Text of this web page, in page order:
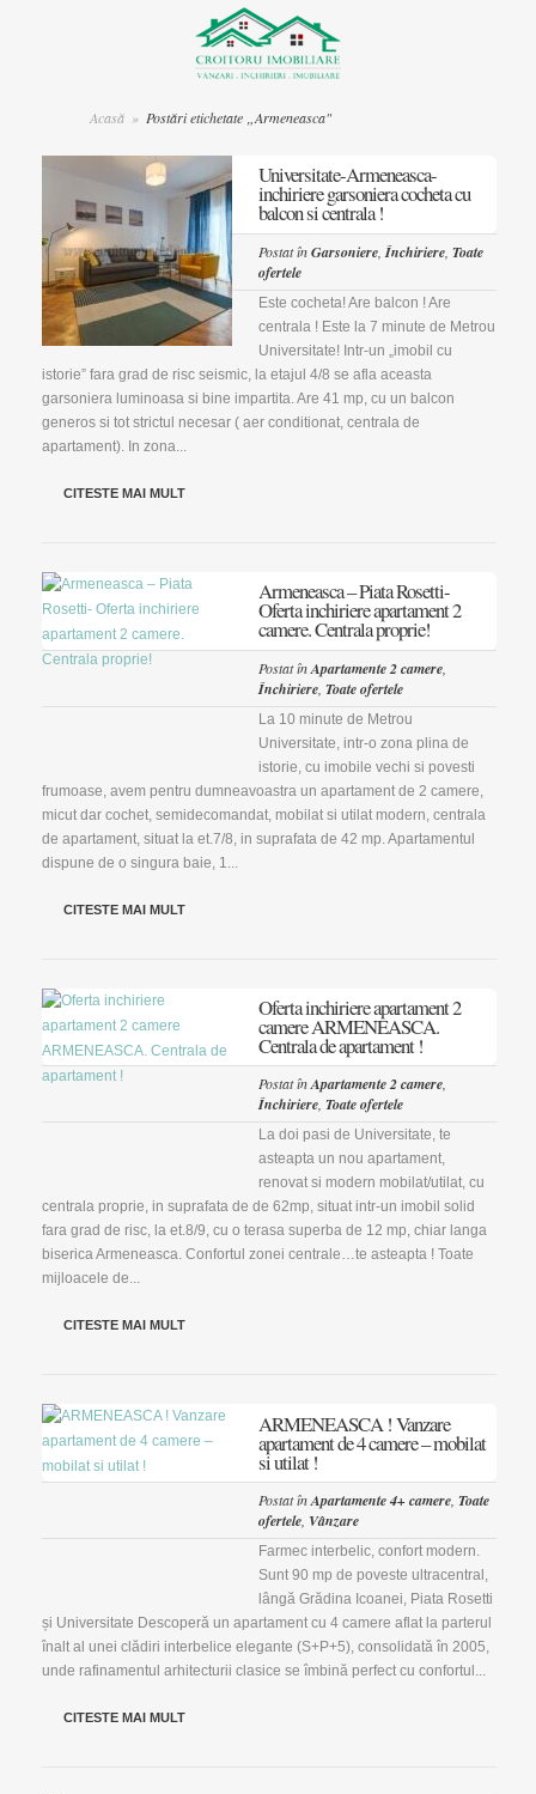
Acasă » Postări etichetate „Armeneasca"
Universitate-Armeneasca-
inchiriere garsoniera cocheta cu
balcon si centrala !
Postat înGarsoniere, Închiriere, Toate
ofertele
Este cocheta! Are balcon ! Are
centrala ! Este la 7 minute de Metrou
Universitate! Intr-un „imobil cu
istorie” fara grad de risc seismic, la etajul 4/8 se afla aceasta
garsoniera luminoasa si bine impartita. Are 41 mp, cu un balcon
generos si tot strictul necesar ( aer conditionat, centrala de
apartament). In zona...
CITESTE MAI MULT
Armeneasca – Piata Rosetti-
Oferta inchiriere apartament 2
camere. Centrala proprie!
Postat înApartamente 2 camere,
Închiriere, Toate ofertele
La 10 minute de Metrou
Universitate, intr-o zona plina de
istorie, cu imobile vechi si povesti
frumoase, avem pentru dumneavoastra un apartament de 2 camere,
micut dar cochet, semidecomandat, mobilat si utilat modern, centrala
de apartament, situat la et.7/8, in suprafata de 42 mp. Apartamentul
dispune de o singura baie, 1...
CITESTE MAI MULT
Oferta inchiriere apartament 2
camere ARMENEASCA.
Centrala de apartament !
Postat înApartamente 2 camere,
Închiriere, Toate ofertele
La doi pasi de Universitate, te
asteapta un nou apartament,
renovat si modern mobilat/utilat, cu
centrala proprie, in suprafata de de 62mp, situat intr-un imobil solid
fara grad de risc, la et.8/9, cu o terasa superba de 12 mp, chiar langa
biserica Armeneasca. Confortul zonei centrale…te asteapta ! Toate
mijloacele de...
CITESTE MAI MULT
ARMENEASCA ! Vanzare
apartament de 4 camere – mobilat
si utilat !
Postat înApartamente 4+ camere, Toate
ofertele, Vânzare
Farmec interbelic, confort modern.
Sunt 90 mp de poveste ultracentral,
lângă Grădina Icoanei, Piata Rosetti
și Universitate Descoperă un apartament cu 4 camere aflat la parterul
înalt al unei clădiri interbelice elegante (S+P+5), consolidată în 2005,
unde rafinamentul arhitecturii clasice se îmbină perfect cu confortul...
CITESTE MAI MULT